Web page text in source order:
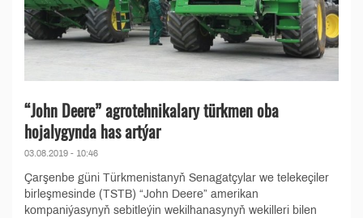
“John Deere” agrotehnikalary türkmen oba
hojalygynda has artýar
03.08.2019 - 10:46
Çarşenbe güni Türkmenistanyň Senagatçylar we telekeçiler
birleşmesinde (TSTB) “John Deere” amerikan
kompaniýasynyň sebitleýin wekilhanasynyň wekilleri bilen